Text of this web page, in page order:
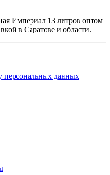
Империал 13 литров оптом
в Саратове и области.
персональных данных